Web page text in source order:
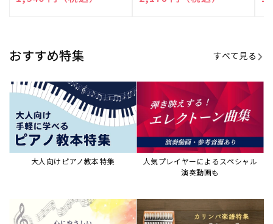
おすすめ特集 すべて見る
大人向けピアノ教本特集
人気プレイヤーによるスペシャル
演奏動画も